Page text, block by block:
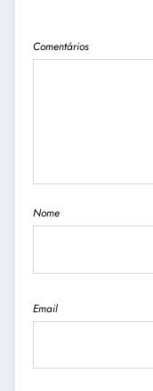
Comentários
Nome
Email